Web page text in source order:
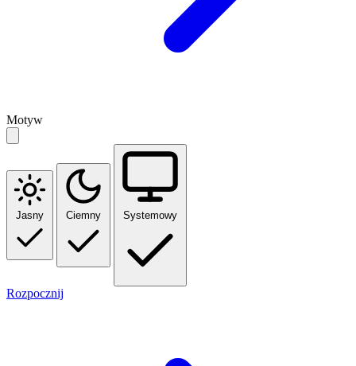
Motyw
Jasny Ciemny Systemowy
Rozpocznij